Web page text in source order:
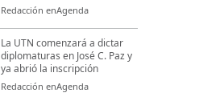
Redacción enAgenda
La UTN comenzará a dictar
diplomaturas en José C. Paz y
ya abrió la inscripción
Redacción enAgenda